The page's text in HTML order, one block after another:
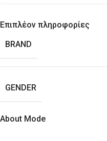
Επιπλέον πληροφορίες
BRAND
GENDER
About Mode